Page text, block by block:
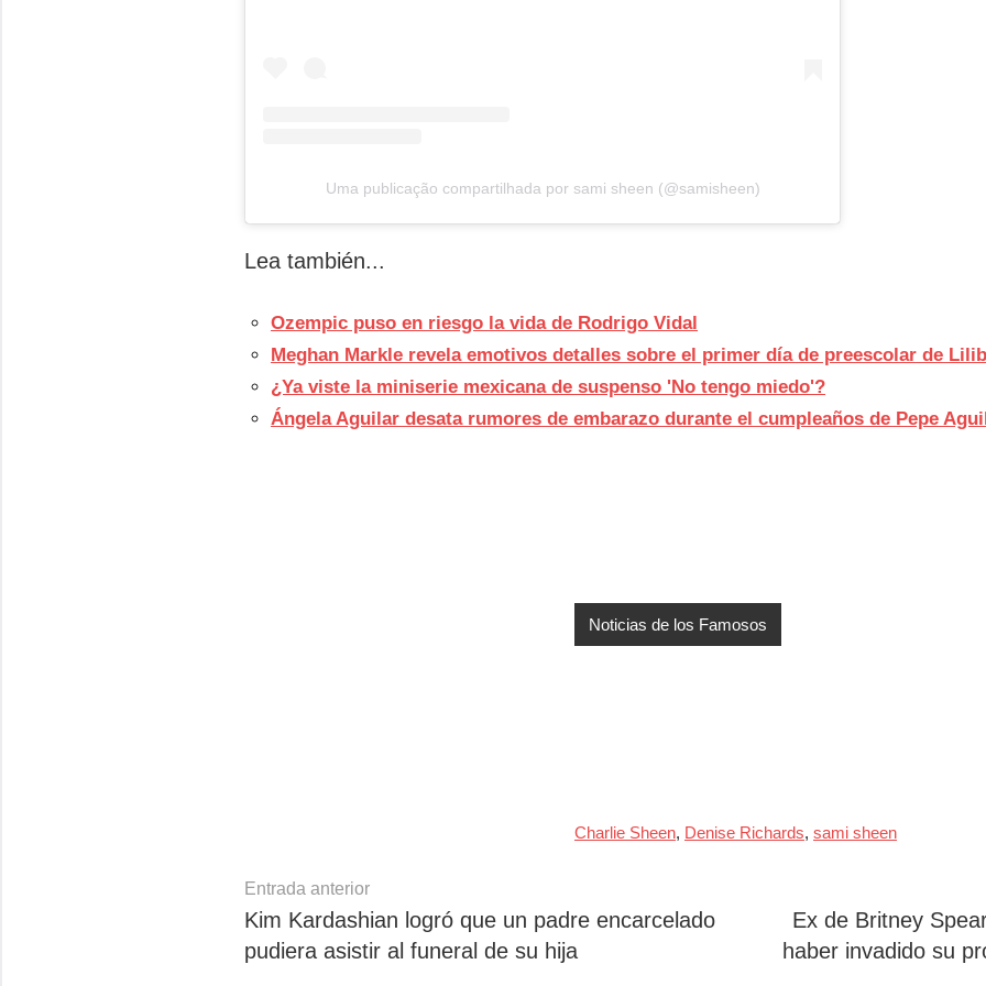
Uma publicação compartilhada por sami sheen (@samisheen)
Lea también...
Ozempic puso en riesgo la vida de Rodrigo Vidal
Meghan Markle revela emotivos detalles sobre el primer día de preescolar de
¿Ya viste la miniserie mexicana de suspenso 'No tengo miedo'?
Ángela Aguilar desata rumores de embarazo durante el cumpleaños de Pepe
Noticias de los Famosos
Charlie Sheen, Denise Richards, sami sheen
Navegación
de
entradas
Entrada anterior
Kim Kardashian logró que un padre encarcelado
pudiera asistir al funeral de su hija
Ex de Britney
haber invadido su